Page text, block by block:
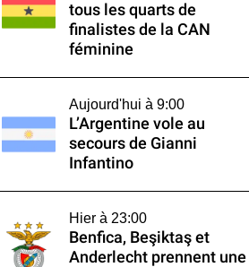
tous les quarts de
finalistes de la CAN
féminine
Aujourd'hui à 9:00
L’Argentine vole au
secours de Gianni
Infantino
Hier à 23:00
Benfica, Beşiktaş et
Anderlecht prennent une